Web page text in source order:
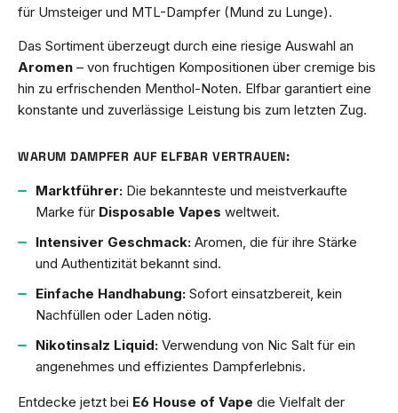
für Umsteiger und MTL-Dampfer (Mund zu Lunge).
Das Sortiment überzeugt durch eine riesige Auswahl an
Aromen – von fruchtigen Kompositionen über cremige bis
hin zu erfrischenden Menthol-Noten. Elfbar garantiert eine
konstante und zuverlässige Leistung bis zum letzten Zug.
WARUM DAMPFER AUF ELFBAR VERTRAUEN:
Marktführer: Die bekannteste und meistverkaufte
Marke für Disposable Vapes weltweit.
Intensiver Geschmack: Aromen, die für ihre Stärke
und Authentizität bekannt sind.
Einfache Handhabung: Sofort einsatzbereit, kein
Nachfüllen oder Laden nötig.
Nikotinsalz Liquid: Verwendung von Nic Salt für ein
angenehmes und effizientes Dampferlebnis.
Entdecke jetzt bei E6 House of Vape die Vielfalt der